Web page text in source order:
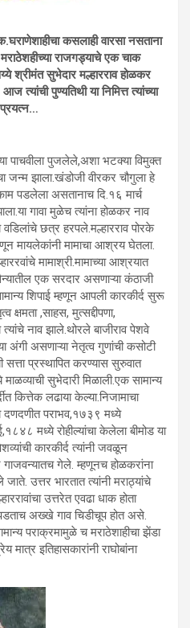
कसलाही वारसा नसताना
राजगड्याचे एक चाक
श्रीमंत सुभेदार मल्हारराव होळकर
त्यांची पुण्यतिथी या निमित्त त्यांच्या
प्रयत्न…
पाचवीला पुजलेले,अशा भटक्या विमुक्त
जन्म झाला.खंडोजी वीरकर चौगुला हे
पडलेला असतानाच दि.१६ मार्च
गावा मुळेच त्यांना होळकर नाव
छत्र हरपले.मल्हारराव पोरके
मायलेकांनी मामाचा आश्रय घेतला.
मामाश्री.मामाच्या आश्रयात
एक सरदार असणाऱ्या कंठाजी
शिपाई म्हणून आपली कारकीर्द सुरू
क्षमता ,साहस, मुत्सद्दीपणा,
नाव झाले.थोरले बाजीराव पेशवे
अंगी असणाऱ्या नेतृत्व गुणांची कसोटी
सत्ता प्रस्थापित करण्यास सुरुवात
सुभेदारी मिळाली.एक सामान्य
कित्तेक लढाया केल्या.निजामाचा
पराभव,१७३९ मध्ये
मध्ये रोहील्यांचा केलेला बीमोड या
कारकीर्द त्यांनी जवळून
गाजवन्यातच गेले. म्हणूनच होळकरांना
उत्तर भारतात त्यांनी मराठ्यांचे
उत्तरेत एवढा धाक होता
अख्खे गाव चिडीचूप होत असे.
पराक्रमामुळे च मराठेशाहीचा झेंडा
इतिहासकारांनी राघोबांना